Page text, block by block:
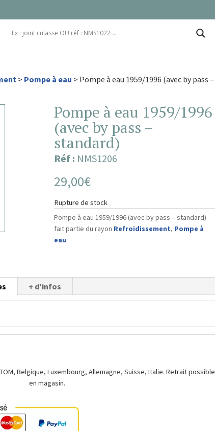
> Pompe à eau > Pompe à eau 1959/1996 (avec by pass –
Pompe à eau 1959/1996
(avec by pass –
standard)
Réf : NMS1206
29,00€
Rupture de stock
Pompe à eau 1959/1996 (avec by pass – standard)
fait partie du rayon Refroidissement, Pompe à
eau.
+ d'infos
Belgique, Luxembourg, Allemagne, Suisse, Italie. Retrait possible
en magasin.